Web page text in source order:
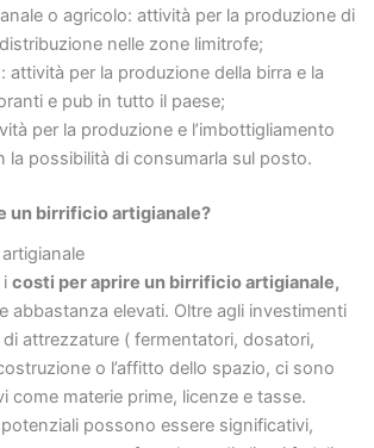
o agricolo: attività per la produzione di
nelle zone limitrofe;
attività per la produzione della birra e la
e pub in tutto il paese;
per la produzione e l’imbottigliamento
la possibilità di consumarla sul posto.
un birrificio artigianale?
i costi per aprire un birrificio artigianale,
abbastanza elevati. Oltre agli investimenti
di attrezzature ( fermentatori, dosatori,
o l’affitto dello spazio, ci sono
come materie prime, licenze e tasse.
possono essere significativi,